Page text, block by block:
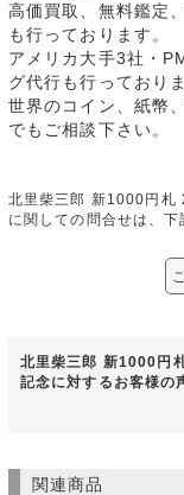
高価買取、無料鑑定
も行っております。
アメリカ大手3社・
グ代行も行っておりま
世界のコイン、紙幣
でもご相談下さい。
北里柴三郎 新1000円
に関しての問合せは、下
北里柴三郎 新1000円
記念に対するお客様の
関連商品